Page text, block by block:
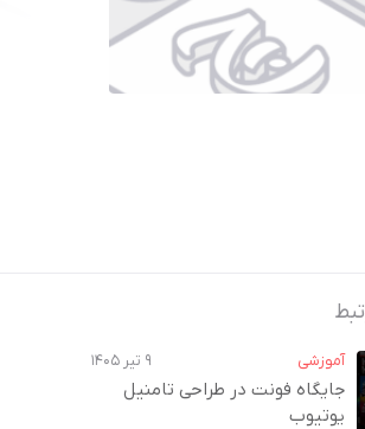
آموزشی ۹ تیر ۱۴۰۵
جایگاه فونت در طراحی تامنیل
یوتیوب